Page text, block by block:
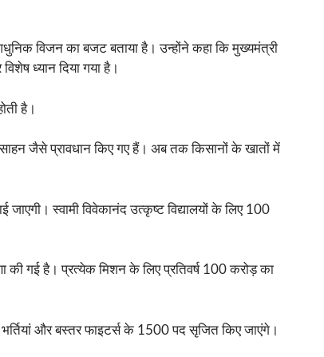
विजन का बजट बताया है। उन्होंने कहा कि मुख्यमंत्री
ध्यान दिया गया है।
है।
जैसे प्रावधान किए गए हैं। अब तक किसानों के खातों में
स्वामी विवेकानंद उत्कृष्ट विद्यालयों के लिए 100
गई है। प्रत्येक मिशन के लिए प्रतिवर्ष 100 करोड़ का
और बस्तर फाइटर्स के 1500 पद सृजित किए जाएंगे।